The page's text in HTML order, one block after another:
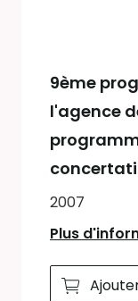
9ème
l'agence
2007
Plus